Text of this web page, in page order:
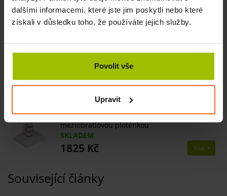
dalšími informacemi, které jste jim poskytli nebo které
získali v důsledku toho, že používáte jejich služby.
Povolit vše
Upravit
Kostra člověka, model Peter s pohyblivou
páteří a vyznačenými svaly
DO MĚSÍCE
Pohyblivá páteř s hlavicemi femuru
3338 Kč Více
Model lidských bederních obratlů s vyhřezlou
meziobratlovou ploténkou
SKLADEM
1825 Kč Více
Související články